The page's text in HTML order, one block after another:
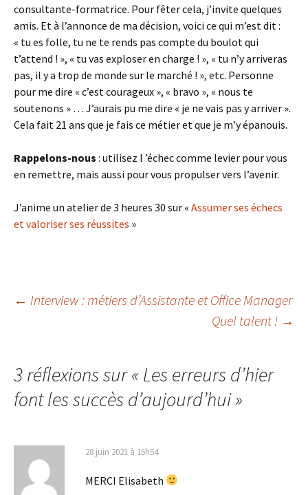
consultante-formatrice. Pour fêter cela, j’invite quelques
amis. Et à l’annonce de ma décision, voici ce qui m’est dit :
« tu es folle, tu ne te rends pas compte du boulot qui
t’attend ! », « tu vas exploser en charge ! », « tu n’y arriveras
pas, il y a trop de monde sur le marché ! », etc. Personne
pour me dire « c’est courageux », « bravo », « nous te
soutenons » … J’aurais pu me dire « je ne vais pas y arriver ».
Cela fait 21 ans que je fais ce métier et que je m’y épanouis.
Rappelons-nous : utilisez l ’échec comme levier pour vous
en remettre, mais aussi pour vous propulser vers l’avenir.
J’anime un atelier de 3 heures 30 sur « Assumer ses échecs
et valoriser ses réussites »
Navigation
articles
← Interview : métiers d’Assistante et Office Manager
Quel talent ! →
3 réflexions sur « Les erreurs d’hier
font les succès d’aujourd’hui»
28 juin 2021 à 15h54
MERCI Elisabeth